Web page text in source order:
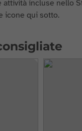
attività incluse nello
icone qui sotto.